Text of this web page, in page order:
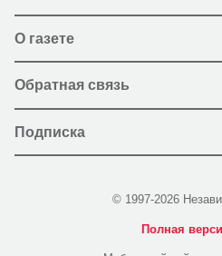
О газете
Обратная связь
Подписка
© 1997-2026
Полная